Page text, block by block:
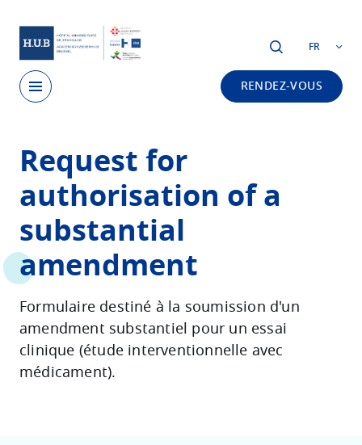
FR
RENDEZ-VOUS
main
content
Request for
authorisation of a
substantial
amendment
Formulaire destiné à la soumission d'un
amendment substantiel pour un essai
clinique (étude interventionnelle avec
médicament).